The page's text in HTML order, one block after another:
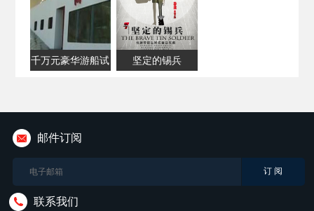
千万元豪华游船试
坚定的锡兵
邮件订阅
联系我们